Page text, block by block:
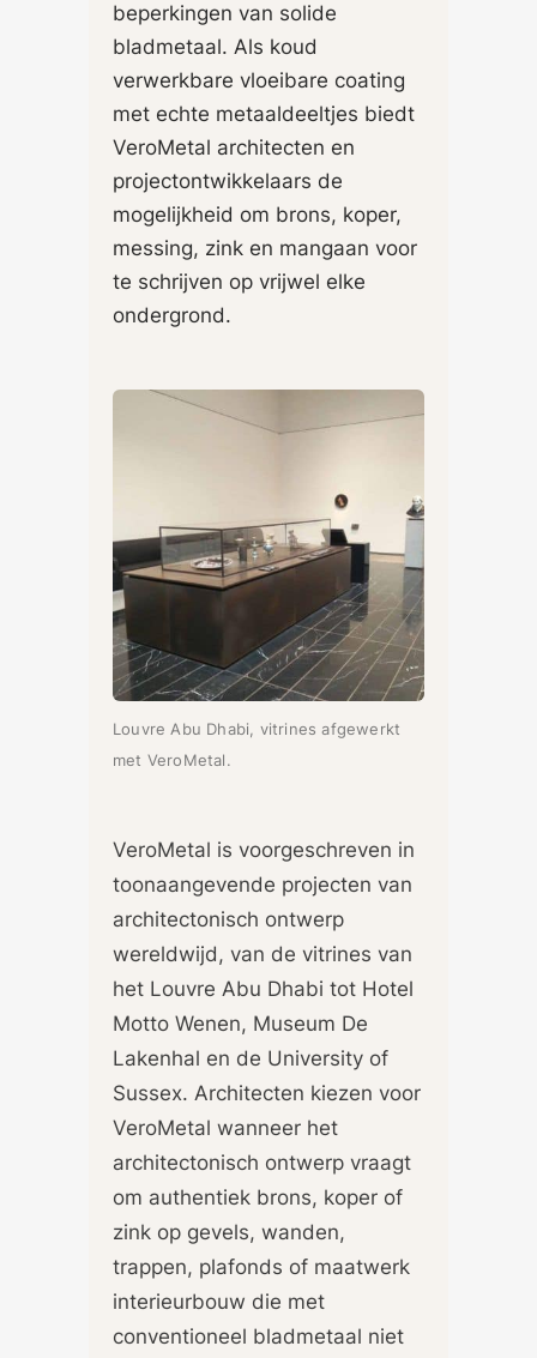
beperkingen van solide
bladmetaal. Als koud
verwerkbare vloeibare coating
met echte metaaldeeltjes biedt
VeroMetal architecten en
projectontwikkelaars de
mogelijkheid om brons, koper,
messing, zink en mangaan voor
te schrijven op vrijwel elke
ondergrond.
Louvre Abu Dhabi, vitrines afgewerkt
met VeroMetal.
VeroMetal is voorgeschreven in
toonaangevende projecten van
architectonisch ontwerp
wereldwijd, van de vitrines van
het Louvre Abu Dhabi tot Hotel
Motto Wenen, Museum De
Lakenhal en de University of
Sussex. Architecten kiezen voor
VeroMetal wanneer het
architectonisch ontwerp vraagt
om authentiek brons, koper of
zink op gevels, wanden,
trappen, plafonds of maatwerk
interieurbouw die met
conventioneel bladmetaal niet